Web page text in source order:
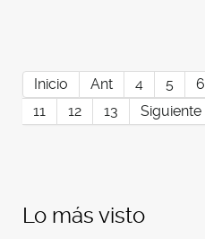
Inicio Ant 4 5 6
11
12 13 Siguiente
Lo más visto